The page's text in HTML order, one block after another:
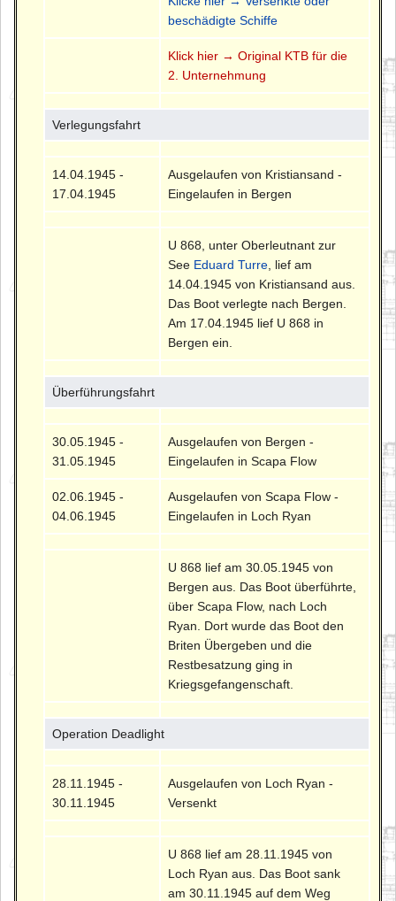
beschädigte Schiffe
Klick hier → Original KTB für die
2. Unternehmung
Verlegungsfahrt
14.04.1945 -
17.04.1945
Ausgelaufen von Kristiansand -
Eingelaufen in Bergen
U 868, unter Oberleutnant zur
See Eduard Turre , lief am
14.04.1945 von Kristiansand aus.
Das Boot verlegte nach Bergen.
Am 17.04.1945 lief U 868 in
Bergen ein.
Überführungsfahrt
30.05.1945 -
31.05.1945
Ausgelaufen von Bergen -
Eingelaufen in Scapa Flow
02.06.1945 -
04.06.1945
Ausgelaufen von Scapa Flow -
Eingelaufen in Loch Ryan
U 868 lief am 30.05.1945 von
Bergen aus. Das Boot überführte,
über Scapa Flow, nach Loch
Ryan. Dort wurde das Boot den
Briten Übergeben und die
Restbesatzung ging in
Kriegsgefangenschaft.
Operation Deadlight
28.11.1945 -
30.11.1945
Ausgelaufen von Loch Ryan -
Versenkt
U 868 lief am 28.11.1945 von
Loch Ryan aus. Das Boot sank
am 30.11.1945 auf dem Weg